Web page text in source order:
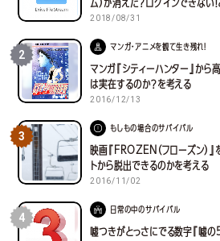
ム）が消えた？ログインできな
2018/08/31
2
マンガ・アニメを観て生き残れ！
マンガ『シティーハンター』から
は実在するのか？を考える
2016/12/13
3
もしもの場合のサバイバル
映画『FROZEN（フローズン）
トから脱出できるのかを考える
2016/11/02
4
日常の中のサバイバル
嘘つきがとっさにでる数字『嘘